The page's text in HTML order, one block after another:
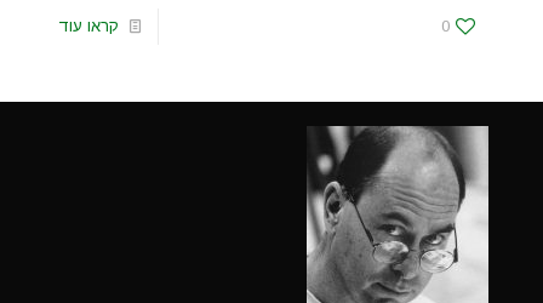
0 קראו עוד